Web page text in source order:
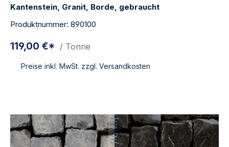
Kantenstein, Granit, Borde, gebraucht
Produktnummer: 890100
119,00 €* / Tonne
Preise inkl. MwSt. zzgl. Versandkosten